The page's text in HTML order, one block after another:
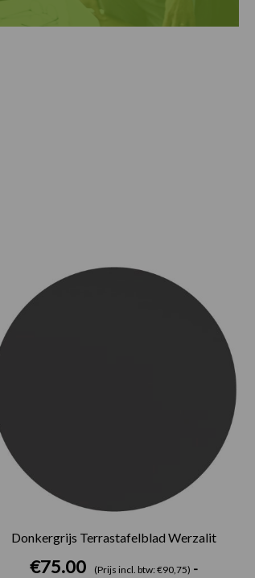
Donkergrijs Terrastafelblad Werzalit
€75.00 (Prijs incl. btw: €90,75) -
€165.00